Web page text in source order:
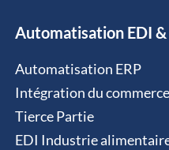
Automatisation EDI &
Automatisation ERP
Intégration du
Tierce Partie
EDI Industrie